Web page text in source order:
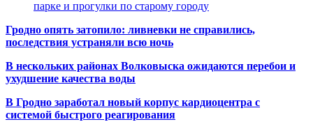
парке и прогулки по старому городу
Гродно опять затопило: ливневки не справились,
последствия устраняли всю ночь
В нескольких районах Волковыска ожидаются перебои и
ухудшение качества воды
В Гродно заработал новый корпус кардиоцентра с
системой быстрого реагирования